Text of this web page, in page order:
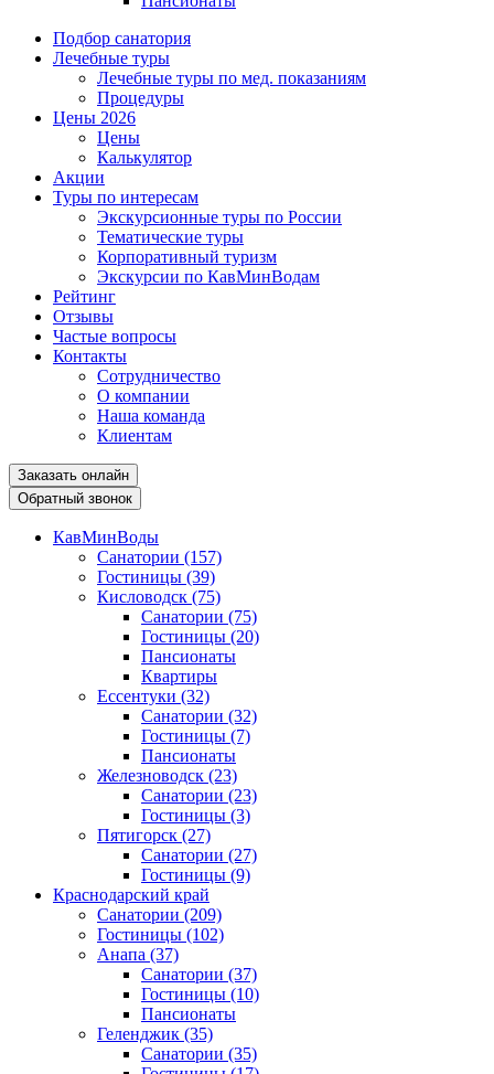
Подбор санатория
Лечебные туры
Лечебные туры по мед. показаниям
Процедуры
Цены 2026
Цены
Калькулятор
Акции
Туры по интересам
Экскурсионные туры по России
Тематические туры
Корпоративный туризм
Экскурсии по КавМинВодам
Рейтинг
Отзывы
Частые вопросы
Контакты
Сотрудничество
О компании
Наша команда
Клиентам
Заказать онлайн
Обратный звонок
КавМинВоды
Санатории (157)
Гостиницы (39)
Кисловодск (75)
Санатории (75)
Гостиницы (20)
Пансионаты
Квартиры
Ессентуки (32)
Санатории (32)
Гостиницы (7)
Пансионаты
Железноводск (23)
Санатории (23)
Гостиницы (3)
Пятигорск (27)
Санатории (27)
Гостиницы (9)
Краснодарский край
Санатории (209)
Гостиницы (102)
Анапа (37)
Санатории (37)
Гостиницы (10)
Пансионаты
Геленджик (35)
Санатории (35)